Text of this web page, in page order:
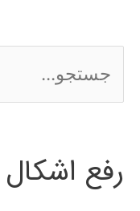
س
ج
رفع